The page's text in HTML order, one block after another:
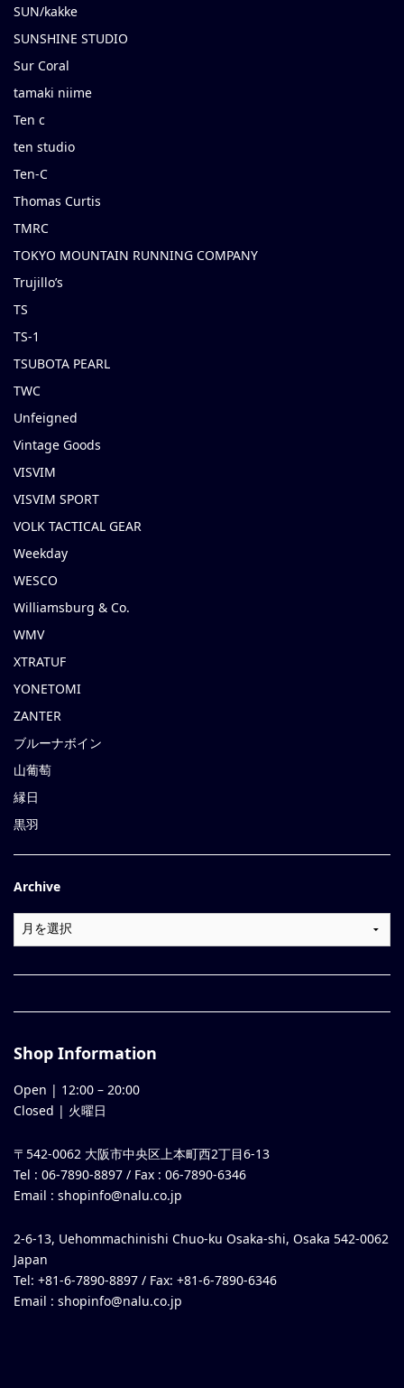
SUN/kakke
SUNSHINE STUDIO
Sur Coral
tamaki niime
Ten c
ten studio
Ten-C
Thomas Curtis
TMRC
TOKYO MOUNTAIN RUNNING COMPANY
Trujillo’s
TS
TS-1
TSUBOTA PEARL
TWC
Unfeigned
Vintage Goods
VISVIM
VISVIM SPORT
VOLK TACTICAL GEAR
Weekday
WESCO
Williamsburg & Co.
WMV
XTRATUF
YONETOMI
ZANTER
ブルーナボイン
山葡萄
縁日
黒羽
Archive
Shop Information
Open | 12:00 – 20:00
Closed | 火曜日
〒542-0062 大阪市中央区上本町西2丁目6-13
Tel : 06-7890-8897 / Fax : 06-7890-6346
Email : shopinfo@nalu.co.jp
2-6-13, Uehommachinishi Chuo-ku Osaka-shi, Osaka 542-0062
Japan
Tel: +81-6-7890-8897 / Fax: +81-6-7890-6346
Email : shopinfo@nalu.co.jp